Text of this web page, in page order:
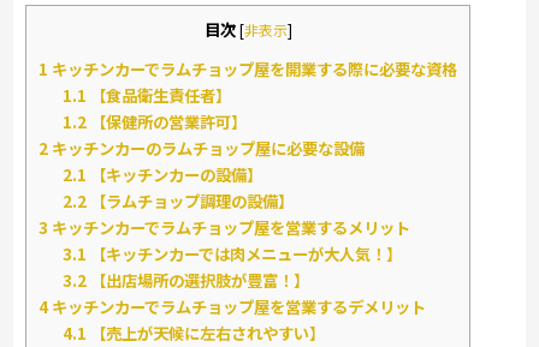
目次[非表示]
1 キッチンカーでラムチョップ屋を開業する際に必要な資格
1.1 【食品衛生責任者】
1.2 【保健所の営業許可】
2 キッチンカーのラムチョップ屋に必要な設備
2.1 【キッチンカーの設備】
2.2 【ラムチョップ調理の設備】
3 キッチンカーでラムチョップ屋を営業するメリット
3.1 【キッチンカーでは肉メニューが大人気！】
3.2 【出店場所の選択肢が豊富！】
4キッチンカーでラムチョップ屋を営業するデメリット
4.1 【売上が天候に左右されやすい】